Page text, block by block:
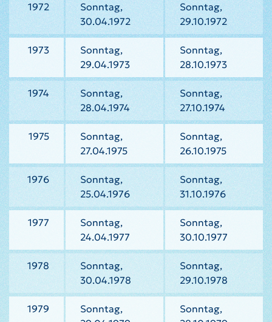
1972
Sonntag,
30.04.1972
Sonntag,
29.10.1972
1973
Sonntag,
29.04.1973
Sonntag,
28.10.1973
1974
Sonntag,
28.04.1974
Sonntag,
27.10.1974
1975
Sonntag,
27.04.1975
Sonntag,
26.10.1975
1976
Sonntag,
25.04.1976
Sonntag,
31.10.1976
1977
Sonntag,
24.04.1977
Sonntag,
30.10.1977
1978
Sonntag,
30.04.1978
Sonntag,
29.10.1978
1979
Sonntag,
Sonntag,